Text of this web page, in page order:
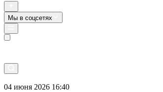
Мы в соцсетях
04 июня 2026 16:40